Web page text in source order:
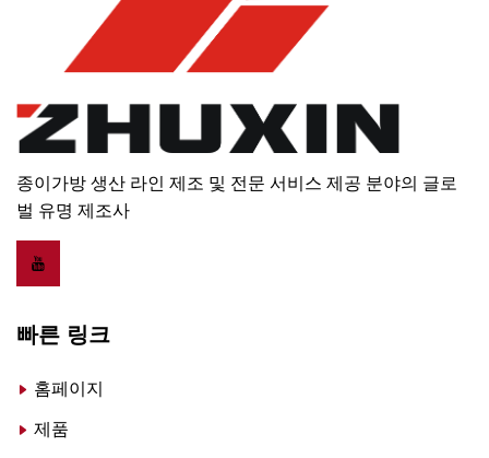
종이가방 생산 라인 제조 및 전문 서비스 제공 분야의 글로
벌 유명 제조사
빠른 링크
홈페이지
제품